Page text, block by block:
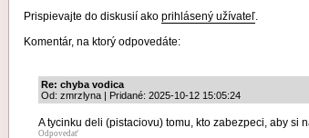
Prispievajte do diskusií ako prihlásený užívateľ.
Komentár, na ktorý odpovedáte:
Re: chyba vodica
Od: zmrzlyna | Pridané: 2025-10-12 15:05:24
A tycinku deli (pistaciovu) tomu, kto zabezpeci, aby si
Odpovedať